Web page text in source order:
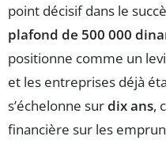
point décisif dans le
plafond de 500 000
positionne comme un
et les entreprises déjà
s’échelonne surdix ans,
financière sur les